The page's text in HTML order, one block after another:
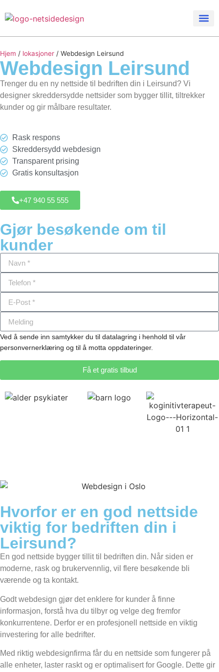
Hjem / lokasjoner / Webdesign Leirsund
Webdesign Leirsund
Trenger du en ny nettside til bedriften din i Leirsund? Vi
designer skreddersydde nettsider som bygger tillit, tiltrekker
kunder og gir målbare resultater.
Rask respons
Skreddersydd webdesign
Transparent prising
Gratis konsultasjon
+47 940 55 555
Gjør besøkende om til
kunder
Ved å sende inn samtykker du til datalagring i henhold til vår
personvernerklæring og til å motta oppdateringer.
Få et gratis tilbud
Hvorfor er en god nettside
viktig for bedriften din i
Leirsund?
En god nettside bygger tillit til bedriften din. Når siden er
moderne, rask og brukervennlig, vil flere besøkende bli
værende og ta kontakt.
Godt webdesign gjør det enklere for kunder å finne
informasjon, forstå hva du tilbyr og velge deg fremfor
konkurrentene. Derfor er en profesjonell nettside en viktig
investering for alle bedrifter.
Med riktig webdesignfirma får du en nettside som fungerer på
alle enheter, laster raskt og er optimalisert for Google. Dette gir